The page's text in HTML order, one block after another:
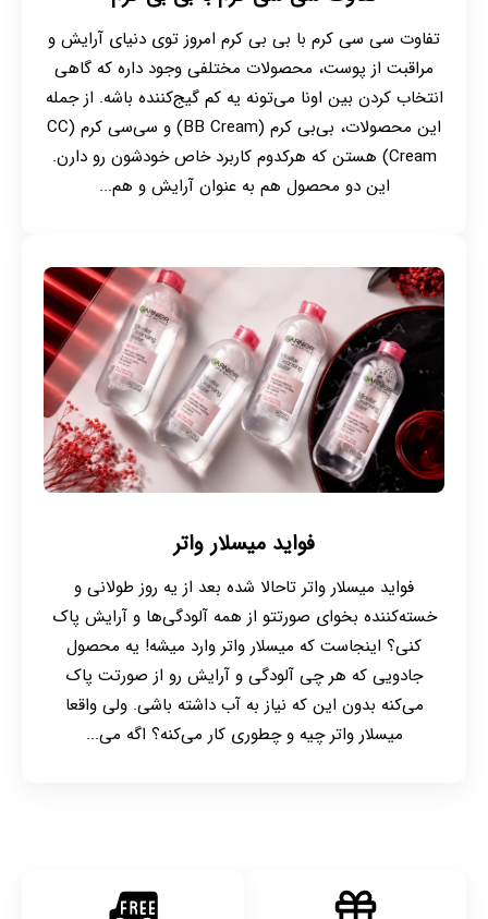
تفاوت سی سی کرم با بی بی کرم امروز توی دنیای آرایش و
مراقبت از پوست، محصولات مختلفی وجود داره که گاهی
انتخاب کردن بین اونا می‌تونه یه کم گیج‌کننده باشه. از جمله
این محصولات، بی‌بی کرم (BB Cream) و سی‌سی کرم (CC
Cream) هستن که هرکدوم کاربرد خاص خودشون رو دارن.
این دو محصول هم به عنوان آرایش و هم...
فواید میسلار واتر
فواید میسلار واتر تاحالا شده بعد از یه روز طولانی و
خسته‌کننده بخوای صورتتو از همه آلودگی‌ها و آرایش پاک
کنی؟ اینجاست که میسلار واتر وارد میشه! یه محصول
جادویی که هر چی آلودگی و آرایش رو از صورتت پاک
می‌کنه بدون این که نیاز به آب داشته باشی. ولی واقعا
میسلار واتر چیه و چطوری کار می‌کنه؟ اگه می‌...